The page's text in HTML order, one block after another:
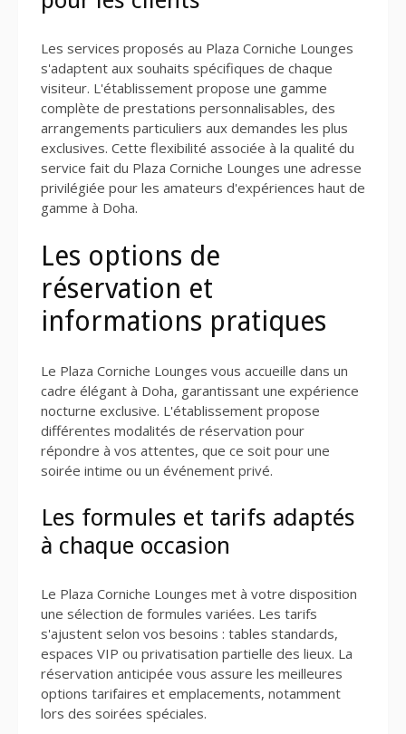
Les services proposés au Plaza Corniche Lounges
s'adaptent aux souhaits spécifiques de chaque
visiteur. L'établissement propose une gamme
complète de prestations personnalisables, des
arrangements particuliers aux demandes les plus
exclusives. Cette flexibilité associée à la qualité du
service fait du Plaza Corniche Lounges une adresse
privilégiée pour les amateurs d'expériences haut de
gamme à Doha.
Les options de
réservation et
informations pratiques
Le Plaza Corniche Lounges vous accueille dans un
cadre élégant à Doha, garantissant une expérience
nocturne exclusive. L'établissement propose
différentes modalités de réservation pour
répondre à vos attentes, que ce soit pour une
soirée intime ou un événement privé.
Les formules et tarifs adaptés
à chaque occasion
Le Plaza Corniche Lounges met à votre disposition
une sélection de formules variées. Les tarifs
s'ajustent selon vos besoins : tables standards,
espaces VIP ou privatisation partielle des lieux. La
réservation anticipée vous assure les meilleures
options tarifaires et emplacements, notamment
lors des soirées spéciales.